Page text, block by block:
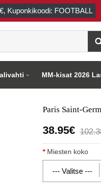
, Kuponkikoodi: FOOTBALL
MM-kisat 2026
Paris Saint-
38.95€
Miesten koko